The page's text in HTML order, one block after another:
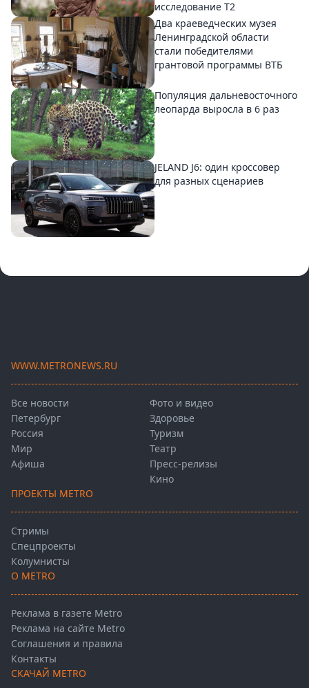
исследование T2
Два краеведческих музея
Ленинградской области
стали победителями
грантовой программы ВТБ
Популяция дальневосточного
леопарда выросла в 6 раз
JELAND J6: один кроссовер
для разных сценариев
WWW.METRONEWS.RU
Все новости
Петербург
Россия
Мир
Афиша
Фото и видео
Здоровье
Туризм
Театр
Пресс-релизы
Кино
ПРОЕКТЫ METRO
Стримы
Спецпроекты
Колумнисты
О METRO
Реклама в газете Metro
Реклама на сайте Metro
Соглашения и правила
Контакты
СКАЧАЙ METRO